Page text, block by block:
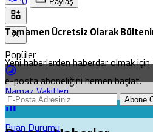
Popüler
Namaz Vakitleri
Puan Durumu
Tamamen Ücretsiz Olarak
Yeni haberlerden haberdar olmak
e-posta aboneliğini hemen başlat.
Abone